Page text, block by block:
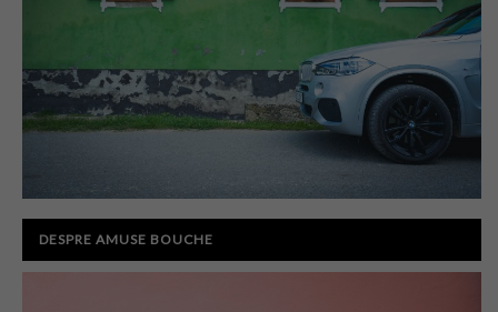
DESPRE AMUSE BOUCHE